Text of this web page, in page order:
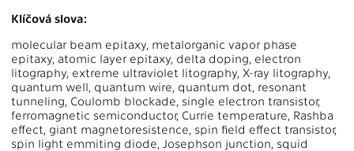
Klíčová slova:
molecular beam epitaxy, metalorganic vapor phase
epitaxy, atomic layer epitaxy, delta doping, electron
litography, extreme ultraviolet litography, X-ray litography,
quantum well, quantum wire, quantum dot, resonant
tunneling, Coulomb blockade, single electron transistor,
ferromagnetic semiconductor, Currie temperature, Rashba
effect, giant magnetoresistence, spin field effect transistor,
spin light emmiting diode, Josephson junction, squid